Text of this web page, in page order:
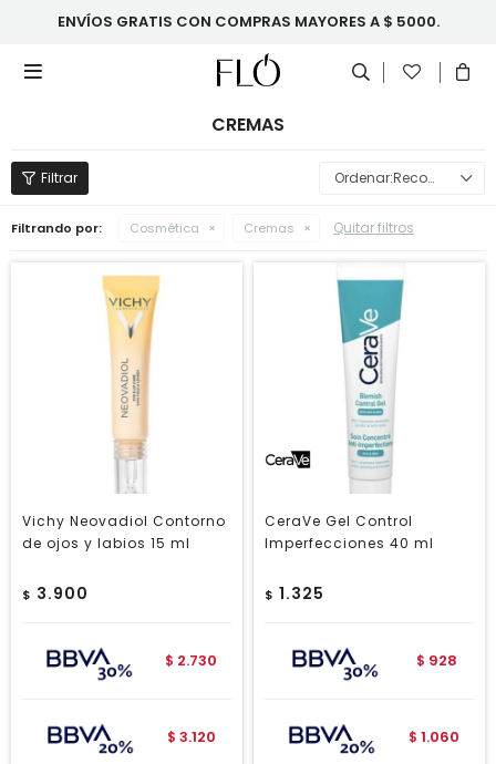
ENVÍOS GRATIS CON COMPRAS MAYORES A $ 5000.

CREMAS
Recomendados
Filtrando por: Cosmética Cremas Quitar filtros
Vichy Neovadiol Contorno
de ojos y labios 15 ml
$ 3.900
$ 2.730
$ 3.120
CeraVe Gel Control
Imperfecciones 40 ml
$ 1.325
$ 928
$ 1.060